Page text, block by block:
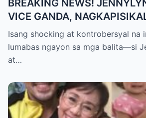
BREAKING NEWS!
VICE GANDA,
SA LIKOD NG CAMERA —
PANGYAYARI, NAHULI SA
World NAGULANTANG sa
Personalidad!
Isang shocking at kontrobersyal na
lumabas ngayon sa mga balita—si
at…